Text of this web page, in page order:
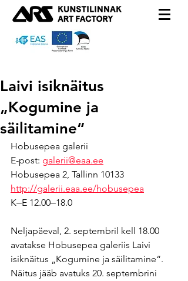
Laivi isiknäitus
„Kogumine ja
säilitamine“
Hobusepea galerii
E-post: galerii@eaa.ee
Hobusepea 2, Tallinn 10133
http://galerii.eaa.ee/hobusepea
K‒E 12.00‒18.0
Neljapäeval, 2. septembril kell 18.00
avatakse Hobusepea galeriis Laivi
isiknäitus „Kogumine ja säilitamine“.
Näitus jääb avatuks 20. septembrini